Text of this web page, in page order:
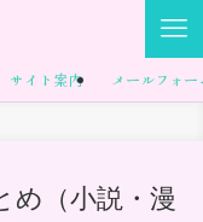
サイト案内 メールフォー
め（小説・漫